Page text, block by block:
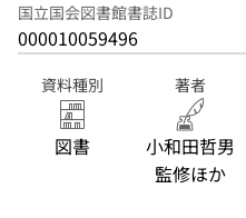
国立国会図書館書誌ID
000010059496
資料種別
図書
著者
小和田哲男
監修ほか